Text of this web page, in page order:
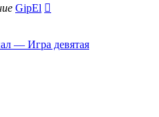
GipEl
— Игра девятая